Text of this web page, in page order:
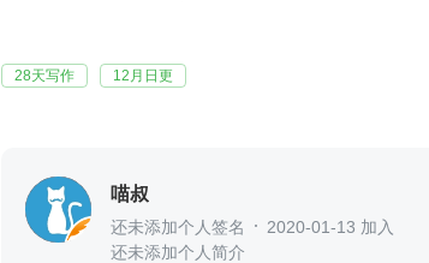
28天写作 12月日更
喵叔
还未添加个人签名
2020-01-13 加入
还未添加个人简介